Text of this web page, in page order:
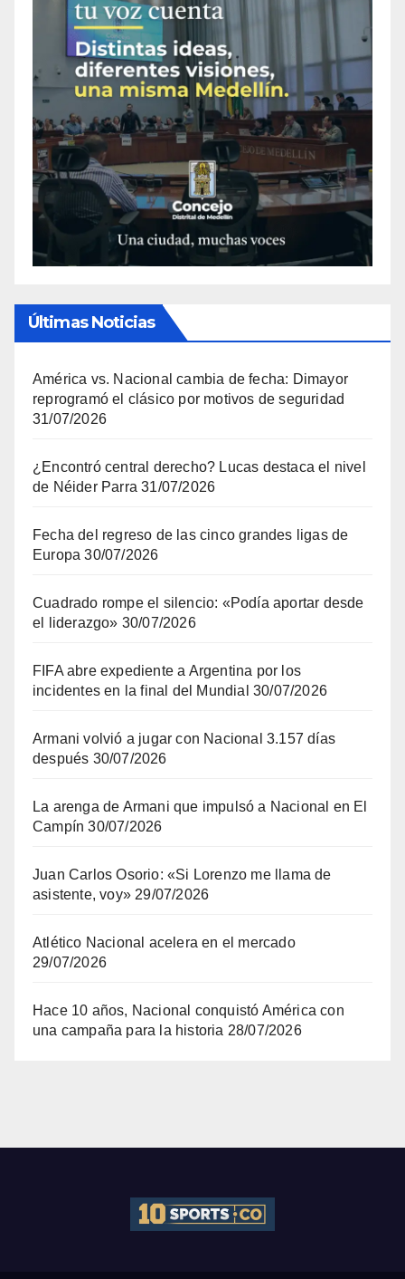
Últimas Noticias
América vs. Nacional cambia de fecha: Dimayor
reprogramó el clásico por motivos de seguridad
31/07/2026
¿Encontró central derecho? Lucas destaca el nivel
de Néider Parra 31/07/2026
Fecha del regreso de las cinco grandes ligas de
Europa 30/07/2026
Cuadrado rompe el silencio: «Podía aportar desde
el liderazgo» 30/07/2026
FIFA abre expediente a Argentina por los
incidentes en la final del Mundial 30/07/2026
Armani volvió a jugar con Nacional 3.157 días
después 30/07/2026
La arenga de Armani que impulsó a Nacional en El
Campín 30/07/2026
Juan Carlos Osorio: «Si Lorenzo me llama de
asistente, voy» 29/07/2026
Atlético Nacional acelera en el mercado
29/07/2026
Hace 10 años, Nacional conquistó América con
una campaña para la historia 28/07/2026